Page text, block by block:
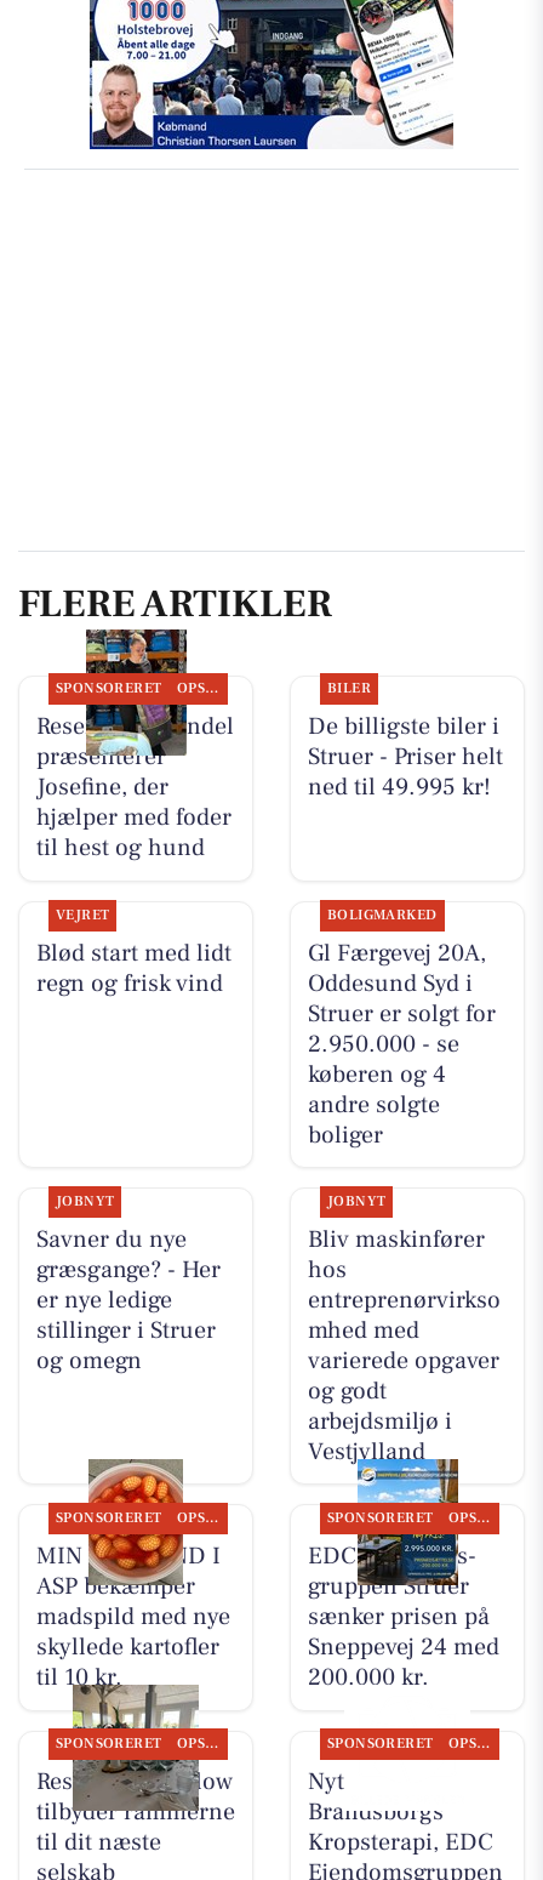
FLERE ARTIKLER
SPONSORERET OPSLAGSTAVLEN
Resen Landhandel
præsenterer
Josefine, der
hjælper med foder
til hest og hund
BILER
De billigste biler i
Struer - Priser helt
ned til 49.995 kr!
VEJRET
Blød start med lidt
regn og frisk vind
BOLIGMARKED
Gl Færgevej 20A,
Oddesund Syd i
Struer er solgt for
2.950.000 - se
køberen og 4
andre solgte
boliger
JOBNYT
Savner du nye
græsgange? - Her
er nye ledige
stillinger i Struer
og omegn
JOBNYT
Bliv maskinfører
hos
entreprenørvirkso
mhed med
varierede opgaver
og godt
arbejdsmiljø i
Vestjylland
SPONSORERET OPSLAGSTAVLEN
MIN KØBMAND I
ASP bekæmper
madspild med nye
skyllede kartofler
til 10 kr.
SPONSORERET OPSLAGSTAVLEN
EDC Ejen­doms­
grup­pen Struer
sænker prisen på
Sneppevej 24 med
200.000 kr.
SPONSORERET OPSLAGSTAVLEN
Restaurant Mellow
tilbyder rammerne
til dit næste
selskab
SPONSORERET OPSLAGSTAVLEN
Nyt fra
Brandsborgs
Kropsterapi, EDC
Ejen­doms­grup­pen